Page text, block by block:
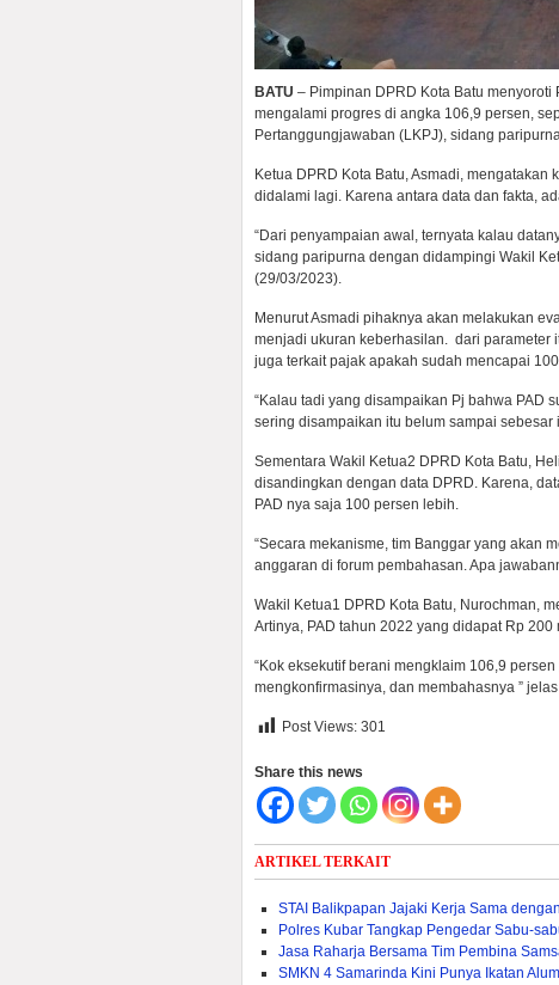
BATU – Pimpinan DPRD Kota Batu
mengalami progres di angka 106,9 persen,
Pertanggungjawaban (LKPJ), sidang
Ketua DPRD Kota Batu, Asmadi,
didalami lagi. Karena antara data dan fakta,
“Dari penyampaian awal, ternyata kalau
sidang paripurna dengan didampingi Wakil
(29/03/2023).
Menurut Asmadi pihaknya akan melakukan
menjadi ukuran keberhasilan. dari parameter
juga terkait pajak apakah sudah mencapai
“Kalau tadi yang disampaikan Pj bahwa PAD
sering disampaikan itu belum sampai sebesar
Sementara Wakil Ketua2 DPRD Kota Batu,
disandingkan dengan data DPRD. Karena,
PAD nya saja 100 persen lebih.
“Secara mekanisme, tim Banggar yang akan
anggaran di forum pembahasan. Apa
Wakil Ketua1 DPRD Kota Batu, Nurochman,
Artinya, PAD tahun 2022 yang didapat Rp
“Kok eksekutif berani mengklaim 106,9
mengkonfirmasinya, dan membahasnya ”
Post Views: 301
Share this news
ARTIKEL TERKAIT
STAI Balikpapan Jajaki Kerja Sama
Polres Kubar Tangkap Pengedar Sabu-
Jasa Raharja Bersama Tim Pembina
SMKN 4 Samarinda Kini Punya Ikatan